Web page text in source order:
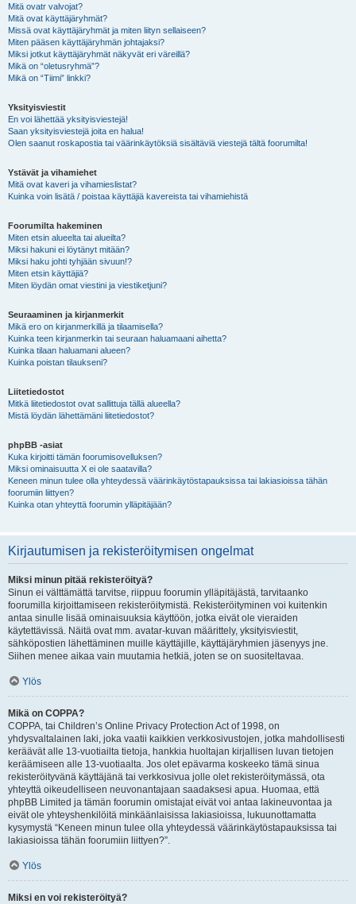
Mitä ovatr valvojat?
Mitä ovat käyttäjäryhmät?
Missä ovat käyttäjäryhmät ja miten liityn sellaiseen?
Miten pääsen käyttäjäryhmän johtajaksi?
Miksi jotkut käyttäjäryhmät näkyvät eri väreillä?
Mikä on “oletusryhmä”?
Mikä on “Tiimi” linkki?
Yksityisviestit
En voi lähettää yksityisviestejä!
Saan yksityisviestejä joita en halua!
Olen saanut roskapostia tai väärinkäytöksiä sisältäviä viestejä tältä foorumilta!
Ystävät ja vihamiehet
Mitä ovat kaveri ja vihamieslistat?
Kuinka voin lisätä / poistaa käyttäjiä kavereista tai vihamiehistä
Foorumilta hakeminen
Miten etsin alueelta tai alueilta?
Miksi hakuni ei löytänyt mitään?
Miksi haku johti tyhjään sivuun!?
Miten etsin käyttäjiä?
Miten löydän omat viestini ja viestiketjuni?
Seuraaminen ja kirjanmerkit
Mikä ero on kirjanmerkillä ja tilaamisella?
Kuinka teen kirjanmerkin tai seuraan haluamaani aihetta?
Kuinka tilaan haluamani alueen?
Kuinka poistan tilaukseni?
Liitetiedostot
Mitkä liitetiedostot ovat sallittuja tällä alueella?
Mistä löydän lähettämäni liitetiedostot?
phpBB -asiat
Kuka kirjoitti tämän foorumisovelluksen?
Miksi ominaisuutta X ei ole saatavilla?
Keneen minun tulee olla yhteydessä väärinkäytöstapauksissa tai lakiasioissa tähän
foorumiin liittyen?
Kuinka otan yhteyttä foorumin ylläpitäjään?
Kirjautumisen ja rekisteröitymisen ongelmat
Miksi minun pitää rekisteröityä?
Sinun ei välttämättä tarvitse, riippuu foorumin ylläpitäjästä, tarvitaanko
foorumilla kirjoittamiseen rekisteröitymistä. Rekisteröityminen voi kuitenkin
antaa sinulle lisää ominaisuuksia käyttöön, jotka eivät ole vieraiden
käytettävissä. Näitä ovat mm. avatar-kuvan määrittely, yksityisviestit,
sähköpostien lähettäminen muille käyttäjille, käyttäjäryhmien jäsenyys jne.
Siihen menee aikaa vain muutamia hetkiä, joten se on suositeltavaa.
Ylös
Mikä on COPPA?
COPPA, tai Children’s Online Privacy Protection Act of 1998, on
yhdysvaltalainen laki, joka vaatii kaikkien verkkosivustojen, jotka mahdollisesti
keräävät alle 13-vuotiailta tietoja, hankkia huoltajan kirjallisen luvan tietojen
keräämiseen alle 13-vuotiaalta. Jos olet epävarma koskeeko tämä sinua
rekisteröityvänä käyttäjänä tai verkkosivua jolle olet rekisteröitymässä, ota
yhteyttä oikeudelliseen neuvonantajaan saadaksesi apua. Huomaa, että
phpBB Limited ja tämän foorumin omistajat eivät voi antaa lakineuvontaa ja
eivät ole yhteyshenkilöitä minkäänlaisissa lakiasioissa, lukuunottamatta
kysymystä “Keneen minun tulee olla yhteydessä väärinkäytöstapauksissa tai
lakiasioissa tähän foorumiin liittyen?”.
Ylös
Miksi en voi rekisteröityä?